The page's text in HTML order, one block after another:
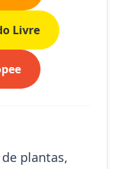
Livre
plantas,